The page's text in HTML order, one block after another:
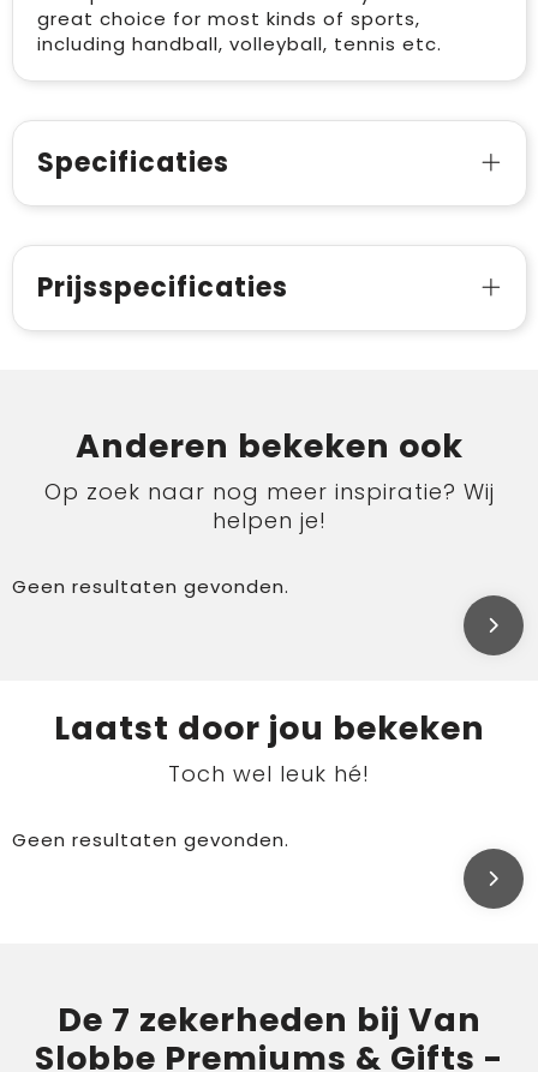
great choice for most kinds of sports,
including handball, volleyball, tennis etc.
Specificaties
Prijsspecificaties
Anderen bekeken ook
Op zoek naar nog meer inspiratie? Wij
helpen je!
Geen resultaten gevonden.
Laatst door jou bekeken
Toch wel leuk hé!
Geen resultaten gevonden.
De 7 zekerheden bij Van
Slobbe Premiums & Gifts -